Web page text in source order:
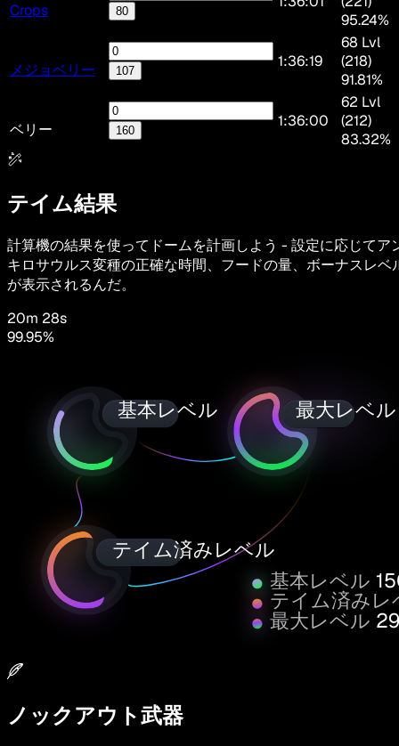
Crops 80
95.24%
メジョベリー 107
1:36:19
68 Lvl
(218)
91.81%
ベリー 160
1:36:00
62 Lvl
(212)
83.32%
テイム結果
計算機の結果を使ってドームを計画しよう - 設定に応じてア
キロサウルス変種の正確な時間、フードの量、ボーナスレベ
が表示されるんだ。
20m 28s
99.95%
基本レベル
テイム済みレベル
基本レベル
テイム済みレ
最大レベル
最大レベル
ノックアウト武器